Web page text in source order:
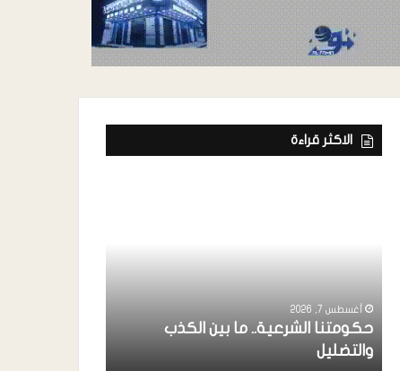
الاكثر قراءة
أغسطس 7, 2026
حكومتنا الشرعية.. ما بين الكذب
والتضليل